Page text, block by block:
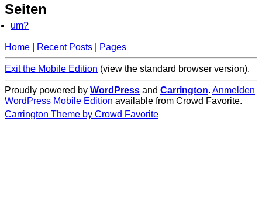
Seiten
um?
Home Recent Posts Pages
Exit the Mobile Edition (view the standard browser version).
Proudly powered by WordPress and Carrington. Anmelden
WordPress Mobile Edition available from Crowd Favorite.
Carrington Theme by Crowd Favorite